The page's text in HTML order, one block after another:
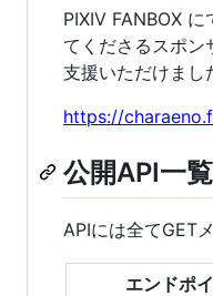
PIXIV FANBOX
てくださるスポン
支援いただけまし
https://
公開API一覧
APIには全てGET
エンドポ